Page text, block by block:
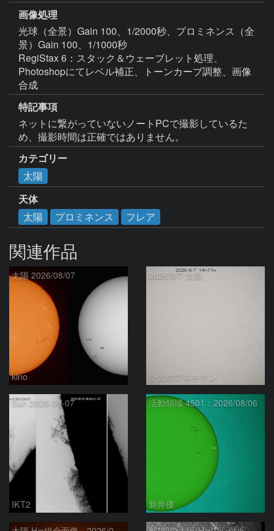
画像処理
光球（全景）Gain 100、1/2000秒、プロミネンス（全
景）Gain 100、1/1000秒
RegiStax 6：スタック＆ウェーブレット処理、
Photoshopにてレベル補正、トーンカーブ調整、画像
合成
特記事項
ネットに繋がっていないノートPCで撮影しているた
め、撮影時間は正確ではありません。
カテゴリー
太陽
天体
太陽
プロミネンス フレア
関連作品
太陽 2026/08/07
kino
2026/8/7 太陽
小犬のプロキオン
Sun 2026-08-07
IKT2
活動領域 4501：2026/08/06
新井優